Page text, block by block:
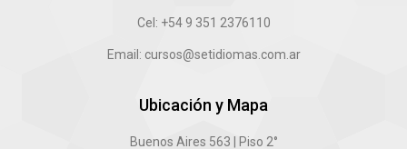
Cel: +54 9 351 2376110
Email: cursos@setidiomas.com.ar
Ubicación y Mapa
Buenos Aires 563 | Piso 2°